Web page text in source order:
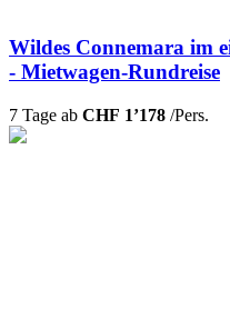
Wildes Connemara im
- Mietwagen-Rundreise
7 Tage ab CHF 1’178 /Pers.